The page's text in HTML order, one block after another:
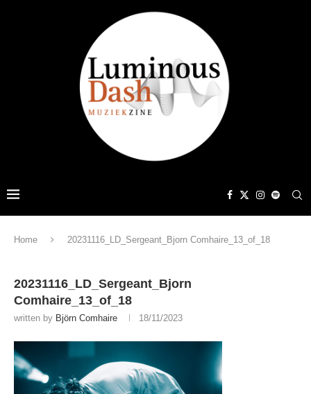
Home 20231116_LD_Sergeant_Bjorn Comhaire_13_of_18
20231116_LD_Sergeant_Bjorn
Comhaire_13_of_18
written by Björn Comhaire 18/11/2023